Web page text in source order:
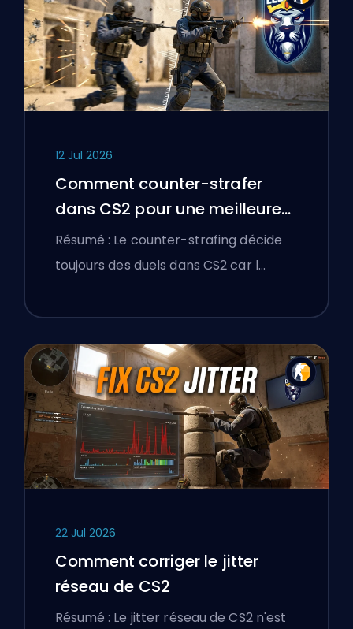
12 Jul 2026
Comment counter-strafer
dans CS2 pour une meilleure
précision
Résumé : Le counter-strafing décide
toujours des duels dans CS2 car l…
22 Jul 2026
Comment corriger le jitter
réseau de CS2
Résumé : Le jitter réseau de CS2 n'est